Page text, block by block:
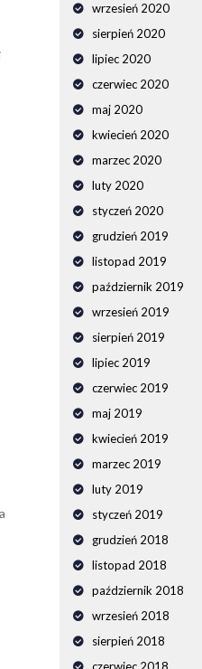
wrzesień 2020
sierpień 2020
lipiec 2020
czerwiec 2020
maj 2020
kwiecień 2020
marzec 2020
luty 2020
styczeń 2020
grudzień 2019
listopad 2019
październik 2019
wrzesień 2019
sierpień 2019
lipiec 2019
czerwiec 2019
maj 2019
kwiecień 2019
marzec 2019
luty 2019
styczeń 2019
grudzień 2018
listopad 2018
październik 2018
wrzesień 2018
sierpień 2018